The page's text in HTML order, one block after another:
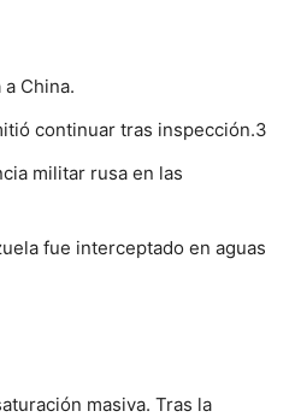
China.
continuar tras inspección.3
militar rusa en las
fue interceptado en aguas
masiva. Tras la